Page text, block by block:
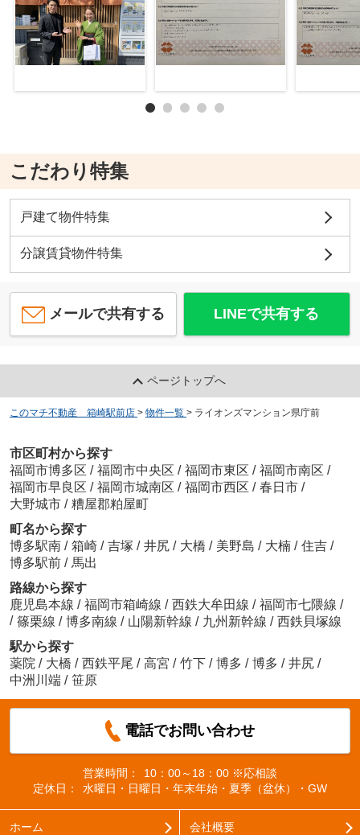
こだわり特集
戸建て物件特集
分譲賃貸物件特集
メールで共有する LINEで共有する
ページトップへ
このマチ不動産 箱崎駅前店 > 物件一覧 > ライオンズマンション県庁前
市区町村から探す
福岡市博多区 / 福岡市中央区 / 福岡市東区 / 福岡市南区 /
福岡市早良区 / 福岡市城南区 / 福岡市西区 / 春日市 /
大野城市 / 糟屋郡粕屋町
町名から探す
博多駅南 / 箱崎 / 吉塚 / 井尻 / 大橋 / 美野島 / 大楠 / 住吉 /
博多駅前 / 馬出
路線から探す
鹿児島本線 / 福岡市箱崎線 / 西鉄大牟田線 / 福岡市七隈線 /
/ 篠栗線 / 博多南線 / 山陽新幹線 / 九州新幹線 / 西鉄貝塚線
駅から探す
薬院 / 大橋 / 西鉄平尾 / 高宮 / 竹下 / 博多 / 博多 / 井尻 /
中洲川端 / 笹原
電話でお問い合わせ
営業時間：
10：00～18：00 ※応相談
定休日：
水曜日・日曜日・年末年始・夏季（盆休）・GW
ホーム 会社概要